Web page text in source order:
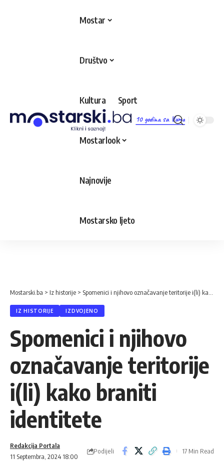
10 godina sa Vama
Mostar
Društvo
Kultura Sport
Mostarlook
Najnovije
Mostarsko ljeto
Mostarski.ba > Iz historije > Spomenici i njihovo označavanje teritorije i(li) kako braniti identitete
IZ HISTORIJE IZDVOJENO
Spomenici i njihovo
označavanje teritorije
i(li) kako braniti
identitete
11 Septembra, 2024 18:00
Redakcija Portala
Podijeli 17 Min Read